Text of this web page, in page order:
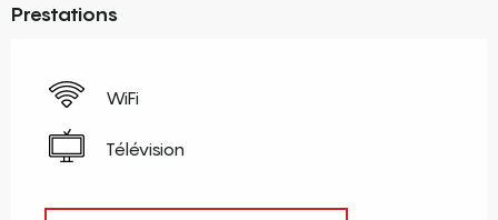
Prestations
WiFi
Télévision